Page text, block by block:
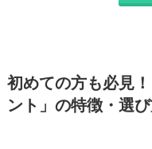
初めての⽅も必⾒
ント」の特徴・選